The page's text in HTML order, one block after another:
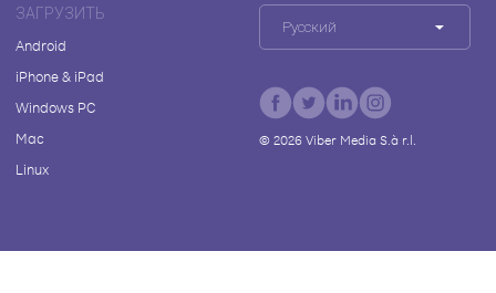
ЗАГРУЗИТЬ
Android
iPhone & iPad
Windows PC
Mac
Linux
Русский
© 2026Viber Media S.à r.l.